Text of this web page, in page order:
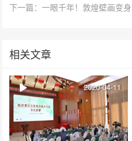
下一篇：一眼千年！敦煌壁画变
相关文章
2020-04-11